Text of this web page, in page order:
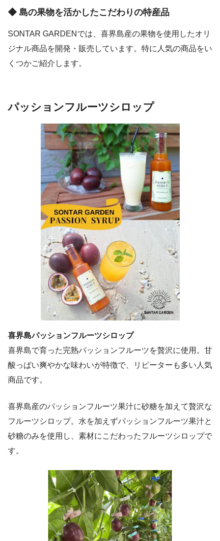
◆ 島の果物を活かしたこだわりの特産品
SONTAR GARDENでは、喜界島産の果物を使用したオリ
ジナル商品を開発・販売しています。特に人気の商品をい
くつかご紹介します。
パッションフルーツシロップ
喜界島パッションフルーツシロップ
喜界島で育った完熟パッションフルーツを贅沢に使用。甘
酸っぱい爽やかな味わいが特徴で、リピーターも多い人気
商品です。
喜界島産のパッションフルーツ果汁に砂糖を加えて贅沢な
フルーツシロップ。水を加えずパッションフルーツ果汁と
砂糖のみを使用し、素材にこだわったフルーツシロップで
す。